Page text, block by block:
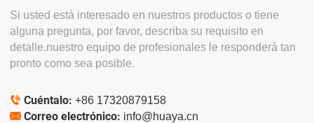
Si usted está interesado en nuestros productos o tiene
alguna pregunta, por favor, describa su requisito en
detalle.nuestro equipo de profesionales le responderá tan
pronto como sea posible.
 Cuéntalo: +86 17320879158
 Correo electrónico: info@huaya.cn